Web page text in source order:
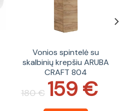
Vonios spintelė su
skalbinių krepšiu ARUBA
CRAFT 804
180€
price
was: 159 €
Current
price
is: